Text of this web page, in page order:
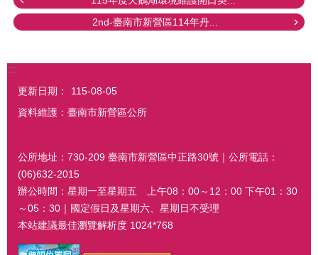
2nd-臺南市新營區114年丹...
:::
更新日期：
115-08-05
資料維護：臺南市新營區公所
公所地址：730-209 臺南市新營區中正路30號｜公所電話：
(06)632-2015
辦公時間：星期一至星期五 上午08：00～12：00 下午01：30
～05：30｜國定假日及星期六、星期日不受理
本站建議最佳瀏覽解析度 1024*768